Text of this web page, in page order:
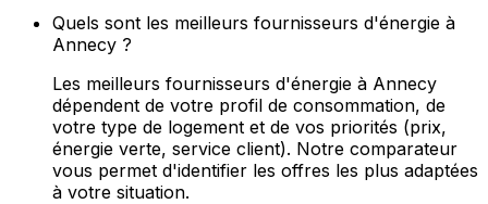
Quels sont les meilleurs fournisseurs d'énergie à
Annecy ?
Les meilleurs fournisseurs d'énergie à Annecy
dépendent de votre profil de consommation, de
votre type de logement et de vos priorités (prix,
énergie verte, service client). Notre comparateur
vous permet d'identifier les offres les plus adaptées
à votre situation.